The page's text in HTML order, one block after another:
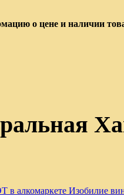
о цене и наличии